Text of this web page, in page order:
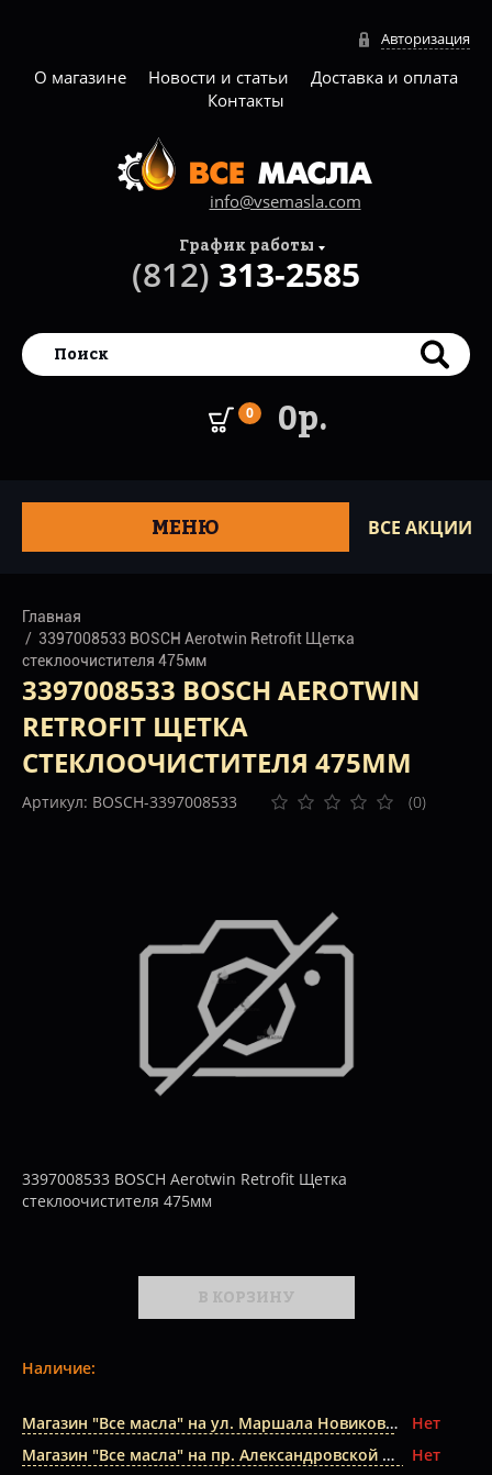
Авторизация
О магазине Новости и статьи
Доставка и оплата
Контакты
info@vsemasla.com
0 0р.
График работы
(812) 313-2585
МЕНЮ ВСЕ АКЦИИ
Главная
3397008533 BOSCH Aerotwin Retrofit Щетка
стеклоочистителя 475мм
3397008533 BOSCH AEROTWIN
RETROFIT ЩЕТКА
СТЕКЛООЧИСТИТЕЛЯ 475ММ
Артикул: BOSCH-3397008533 (0)
3397008533 BOSCH Aerotwin Retrofit Щетка
стеклоочистителя 475мм
В КОРЗИНУ
Наличие:
Магазин "Все масла" на ул. Маршала Новикова
Нет
Магазин "Все масла" на пр. Александровской Фермы
Нет